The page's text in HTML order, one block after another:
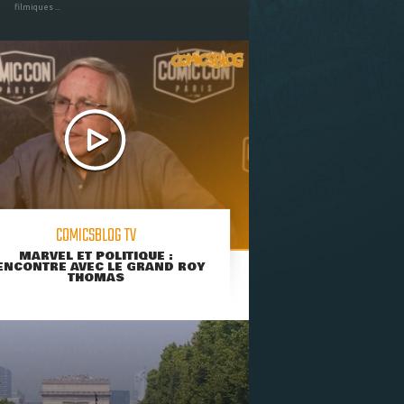
filmiques ...
COMICSBLOG TV
MARVEL ET POLITIQUE :
AVEC LE GRAND ROY
THOMAS